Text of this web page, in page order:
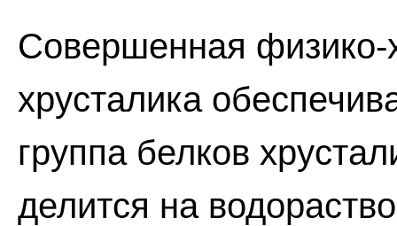
Совершенная физико-
хрусталика
группа белков
делится на